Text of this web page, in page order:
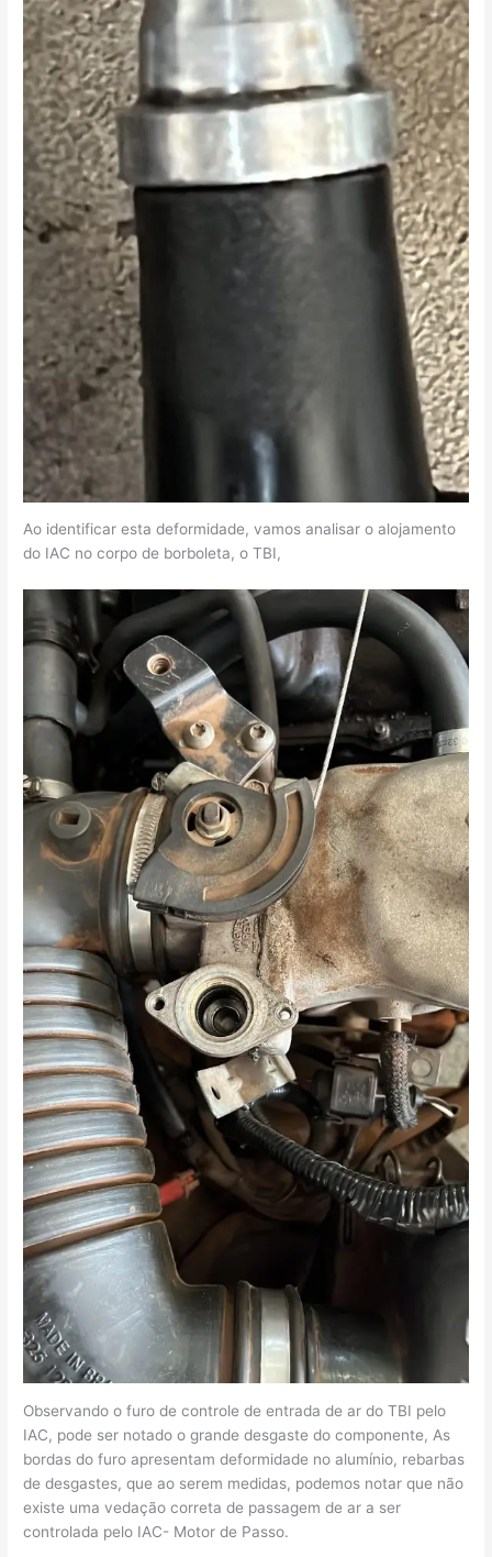
Ao identificar esta deformidade, vamos analisar o alojamento
do IAC no corpo de borboleta, o TBI,
Observando o furo de controle de entrada de ar do TBI pelo
IAC, pode ser notado o grande desgaste do componente, As
bordas do furo apresentam deformidade no alumínio, rebarbas
de desgastes, que ao serem medidas, podemos notar que não
existe uma vedação correta de passagem de ar a ser
controlada pelo IAC- Motor de Passo.